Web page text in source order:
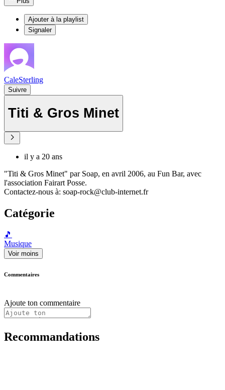
Ajouter à la playlist
Signaler
CaleSterling
Suivre
Titi & Gros Minet
il y a 20 ans
"Titi & Gros Minet" par Soap, en avril 2006, au Fun Bar, avec
l'association Fairart Posse.
Contactez-nous à: soap-rock@club-internet.fr
Catégorie
🎵
Musique
Voir moins
Commentaires
Ajoute ton commentaire
Recommandations